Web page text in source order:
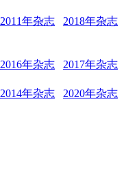
2011年杂志 2018年杂志
2016年杂志 2017年杂志
2014年杂志 2020年杂志